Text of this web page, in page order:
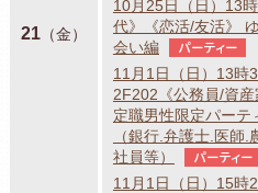
21（金）
10月25日（日）13
代》《恋活/友活》
会い編
パーティー
11月1日（日）13時
2F202《公務員/資
定職男性限定パー
（銀行.弁護士.医師
社員等）
パーティー
11月1日（日）15時